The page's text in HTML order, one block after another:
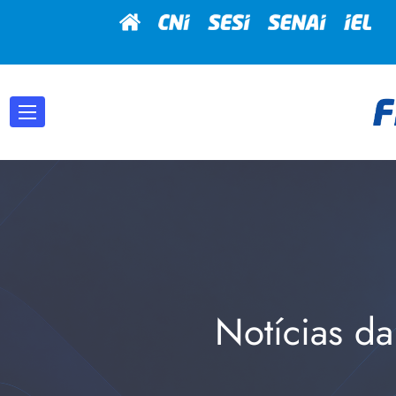
Notícias